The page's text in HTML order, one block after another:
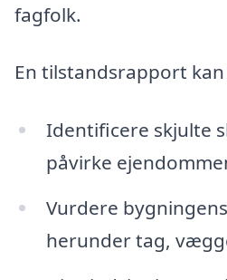
fagfolk.
En tilstandsrapport
Identificere skjulte
påvirke
Vurdere
herunder tag,